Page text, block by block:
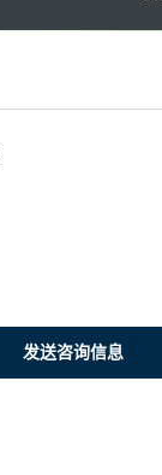
发送咨询信息